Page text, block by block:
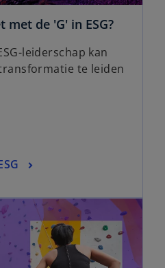
met de 'G' in ESG?
leiderschap kan
te leiden